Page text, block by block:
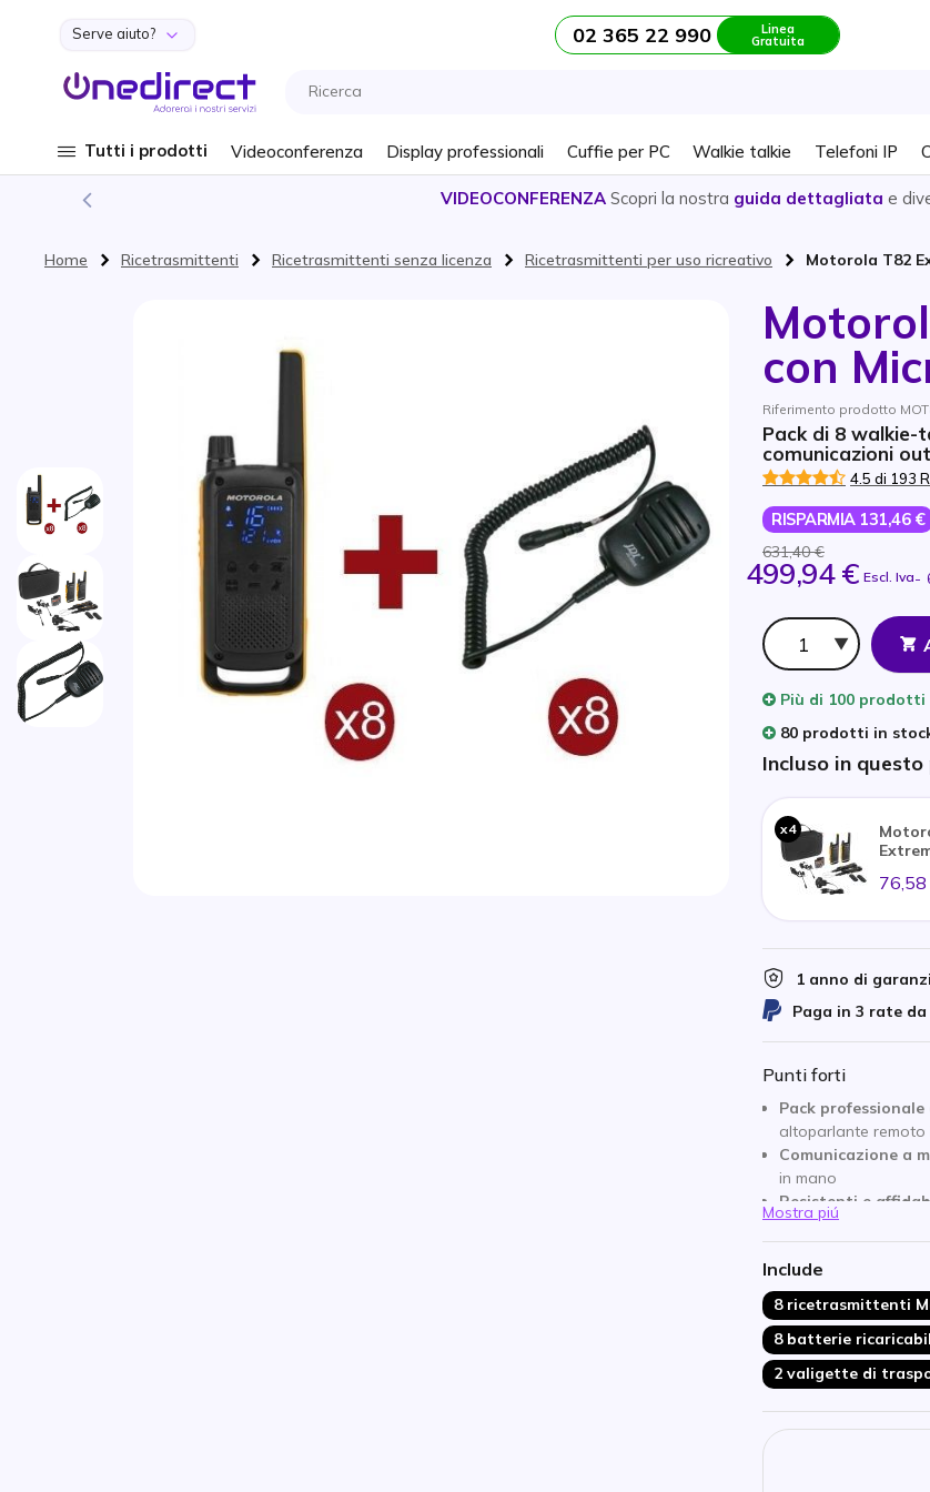
Salta al contenuto
Serve aiuto? 02 365 22 990 Linea
Gratuita
Tutti i prodotti Videoconferenza Display professionali Cuffie per PC Walkie talkie Telefoni IP
VIDEOCONFERENZA Scopri la nostra guida dettagliata e
Home Ricetrasmittenti Ricetrasmittenti senza licenza Ricetrasmittenti per uso ricreativo Motorola T82
con
Riferimento prodotto
Pack di 8
comunicazioni
4.5 di 193
RISPARMIA 131,46 €
631,40 €
499,94 € Escl. Iva-
Qtà
Più di 100 prodotti
80 prodotti in
Incluso in questo
x4
76,58
1 anno di
Paga in 3 rate da
Punti forti
Pack
altoparlante remoto
Comunicazione a
in mano
Resistenti e
difficili
Portata fino a 10
Batterie ricaricabili
Torcia LED
Senza licenza:
Mostra piú
Include
8 ricetrasmittenti
8 batterie
2 valigette di